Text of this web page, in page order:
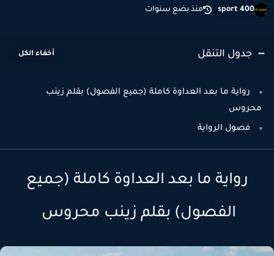
sport 400 منذ بضع سنوات
جدول التنقل
رواية ما بعد العداوة كاملة (جميع الفصول) بقلم زينب
محروس
فصول الرواية
رواية ما بعد العداوة كاملة (جميع
الفصول) بقلم زينب محروس